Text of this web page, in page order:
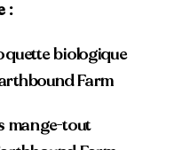
:
biologique
Farm
mange-tout